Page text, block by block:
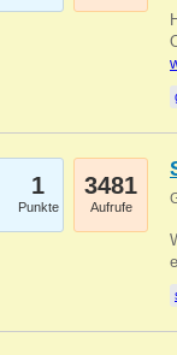
1
Punkte
3481
Aufrufe